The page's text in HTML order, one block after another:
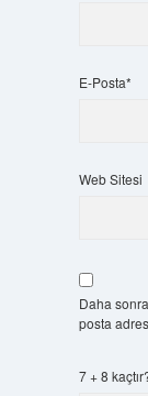
E-Posta*
Web Sitesi
Daha
posta
7 + 8